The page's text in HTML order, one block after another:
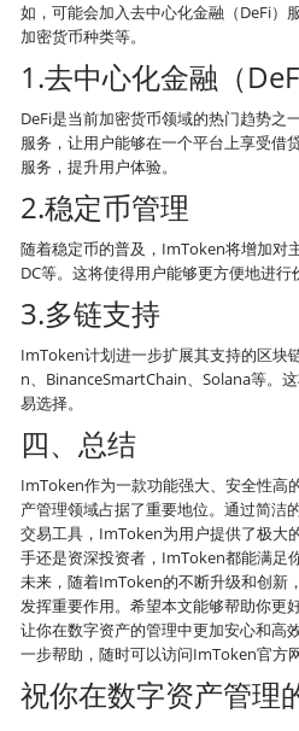
如，可能会加入去中心化金融（DeFi）
加密货币种类等。
1.去中心化金融（
DeFi是当前加密货币领域的热门趋势之
服务，让用户能够在一个平台上享受借
服务，提升用户体验。
2.稳定币管理
随着稳定币的普及，ImToken将增加对
DC等。这将使得用户能够更方便地进行
3.多链支持
ImToken计划进一步扩展其支持的区块
n、BinanceSmartChain、Solana等。
易选择。
四、总结
ImToken作为一款功能强大、安全性高
产管理领域占据了重要地位。通过简洁
交易工具，ImToken为用户提供了极大
手还是资深投资者，ImToken都能满足
未来，随着ImToken的不断升级和创新
发挥重要作用。希望本文能够帮助你更
让你在数字资产的管理中更加安心和高
一步帮助，随时可以访问ImToken官方
祝你在数字资产管理